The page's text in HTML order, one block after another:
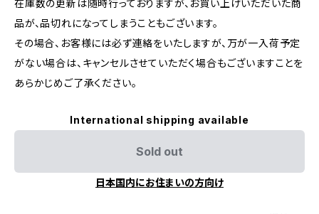
在庫数の更新は随時行っておりますが、お買い上げいただいた商
品が、品切れになってしまうこともございます。
その場合、お客様には必ず連絡をいたしますが、万が一入荷予定
がない場合は、キャンセルさせていただく場合もございますことを
あらかじめご了承ください。
International shipping available
Sold out
日本国内にお住まいの方向け